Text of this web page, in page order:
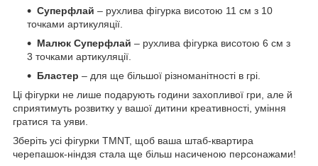
Суперфлай – рухлива фігурка висотою 11 см з 10
точками артикуляції.
Малюк Суперфлай – рухлива фігурка висотою 6 см з
3 точками артикуляції.
Бластер – для ще більшої різноманітності в грі.
Ці фігурки не лише подарують години захопливої гри, але й
сприятимуть розвитку у вашої дитини креативності, уміння
гратися та уяви.
Зберіть усі фігурки TMNT, щоб ваша штаб-квартира
черепашок-ніндзя стала ще більш насиченою персонажами!